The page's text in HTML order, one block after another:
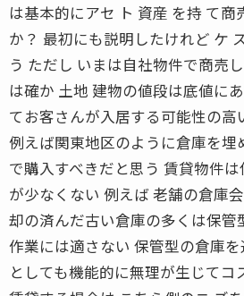
は基本的にアセ ト 資産 を持 て商
か？ 最初にも説明したけれど ケ
う ただし いまは自社物件で商売
は確か 土地 建物の値段は底値に
てお客さんが入居する可能性の高
例えば関東地区のように倉庫を埋
で購入すべきだと思う 賃貸物件
が少なくない 例えば 老舗の倉庫
却の済んだ古い倉庫の多くは保管
作業には適さない 保管型の倉庫
としても機能的に無理が生じてコ